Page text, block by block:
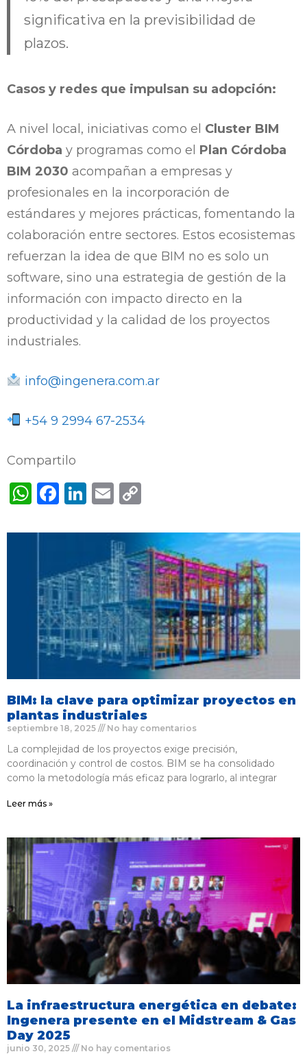
significativa en la previsibilidad de
plazos.
Casos y redes que impulsan su adopción:
A nivel local, iniciativas como el Cluster BIM
Córdoba y programas como el Plan Córdoba
BIM 2030 acompañan a empresas y
profesionales en la incorporación de
estándares y mejores prácticas, fomentando la
colaboración entre sectores. Estos ecosistemas
refuerzan la idea de que BIM no es solo un
software, sino una estrategia de gestión de la
información con impacto directo en la
productividad y la calidad de los proyectos
industriales.
info@ingenera.com.ar
+54 9 2994 67-2534
Compartilo
WhatsApp
Facebook
LinkedIn
Email
BIM: la clave para optimizar proyectos en
plantas industriales
septiembre 18, 2025 No hay comentarios
La complejidad de los proyectos exige precisión,
coordinación y control de costos. BIM se ha consolidado
como la metodología más eficaz para lograrlo, al integrar
Leer más »
La infraestructura energética en debate:
Ingenera presente en el Midstream & Gas
Day 2025
junio 30, 2025 No hay comentarios